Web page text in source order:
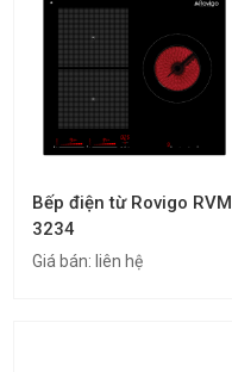
Bếp điện từ Rovigo RVM
3234
Giá bán: liên hệ